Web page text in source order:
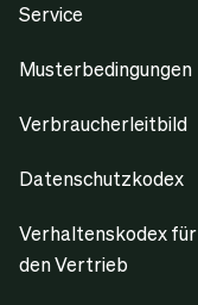
Service
Musterbedingungen
Verbraucherleitbild
Datenschutzkodex
Verhaltenskodex für
den Vertrieb